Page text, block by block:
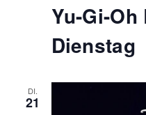
Yu-Gi-
Dienstag
DI.
21